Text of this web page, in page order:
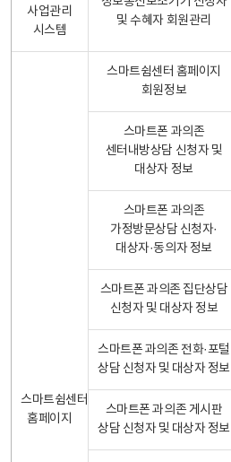
사업관리
시스템
및 수혜자 회원관리
스마트쉼센터
홈페이지
스마트쉼센터 홈페이지
회원정보
스마트폰 과의존
센터내방상담 신청자 및
대상자 정보
스마트폰 과의존
가정방문상담 신청자·
대상자·동의자 정보
스마트폰 과의존 집단상담
신청자 및 대상자 정보
스마트폰 과의존 전화·포털
상담 신청자 및 대상자 정보
스마트폰 과의존 게시판
상담 신청자 및 대상자 정보